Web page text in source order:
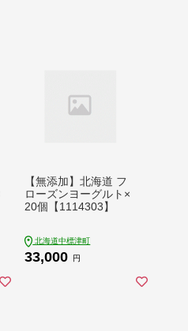
【無添加】北海道 フ
ローズンヨーグルト×
20個【1114303】
北海道中標津町
33,000 円